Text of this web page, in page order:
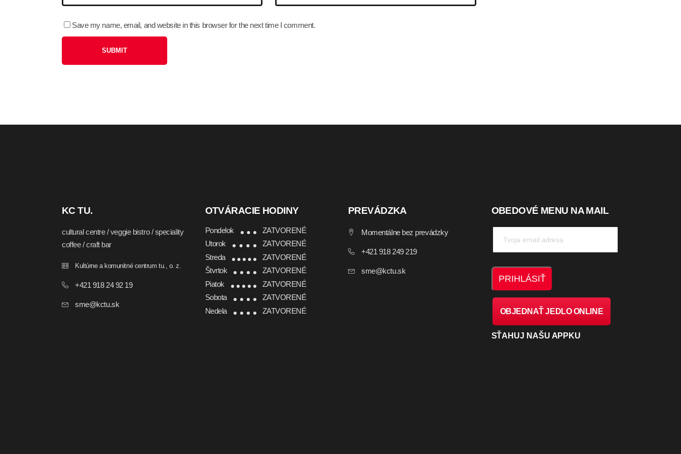
Save my name, email, and website in this browser for the next time I comment.
KC TU.
cultural centre / veggie bistro / speciality
coffee / craft bar
Kultúrne a komunitné centrum tu., o. z.
+421 918 24 92 19
sme@kctu.sk
OTVÁRACIE HODINY
Pondelok
ZATVORENÉ
Utorok
ZATVORENÉ
Streda
ZATVORENÉ
Štvrtok
ZATVORENÉ
Piatok
ZATVORENÉ
Sobota
ZATVORENÉ
Nedela
ZATVORENÉ
PREVÁDZKA
Momentálne bez prevádzky
+421 918 249 219
sme@kctu.sk
OBEDOVÉ MENU NA MAIL
OBJEDNAŤ JEDLO ONLINE
SŤAHUJ NAŠU APPKU